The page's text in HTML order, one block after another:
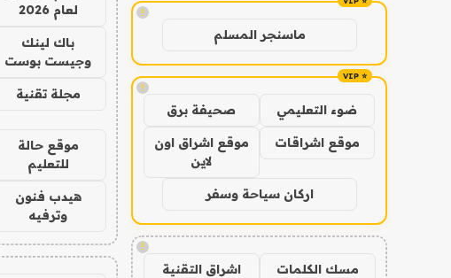
!
ماسنجر المسلم
!
ضوء التعليمي صحيفة برق
موقع اشراقات
موقع اشراق اون
لاين
اركان سياحة وسفر
!
مسك الكلمات
اشراق التقنية
لعام 2026
باك لينك
وجيست بوست
مجلة تقنية
موقع حالة
للتعليم
هيدب فنون
وترفيه